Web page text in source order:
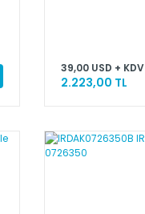
39,00 USD + KDV
2.223,00 TL